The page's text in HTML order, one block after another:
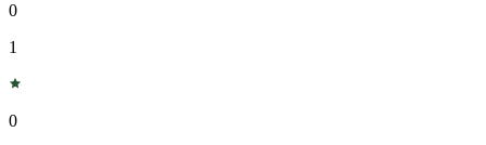
0
1
0